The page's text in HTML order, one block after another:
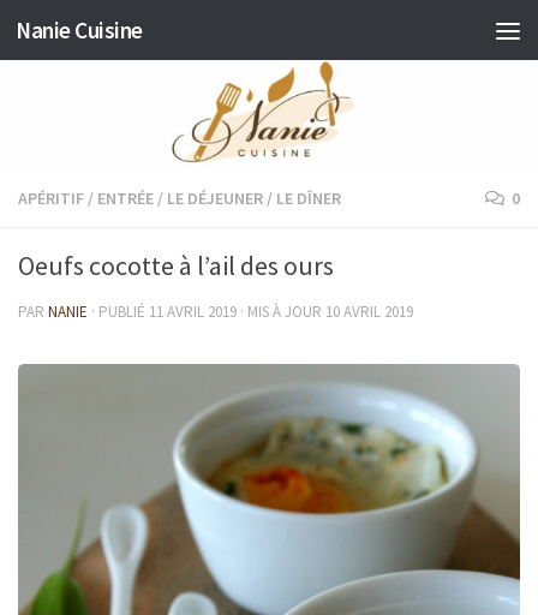
Skip to content
Nanie Cuisine
APÉRITIF / ENTRÉE / LE DÉJEUNER / LE DÎNER 0
Oeufs cocotte à l’ail des ours
PAR NANIE · PUBLIÉ 11 AVRIL 2019 · MIS À JOUR 10 AVRIL 2019